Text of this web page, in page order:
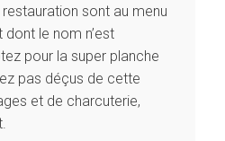
sont au menu
le nom n’est
pour la super planche
pas déçus de cette
et de charcuterie,